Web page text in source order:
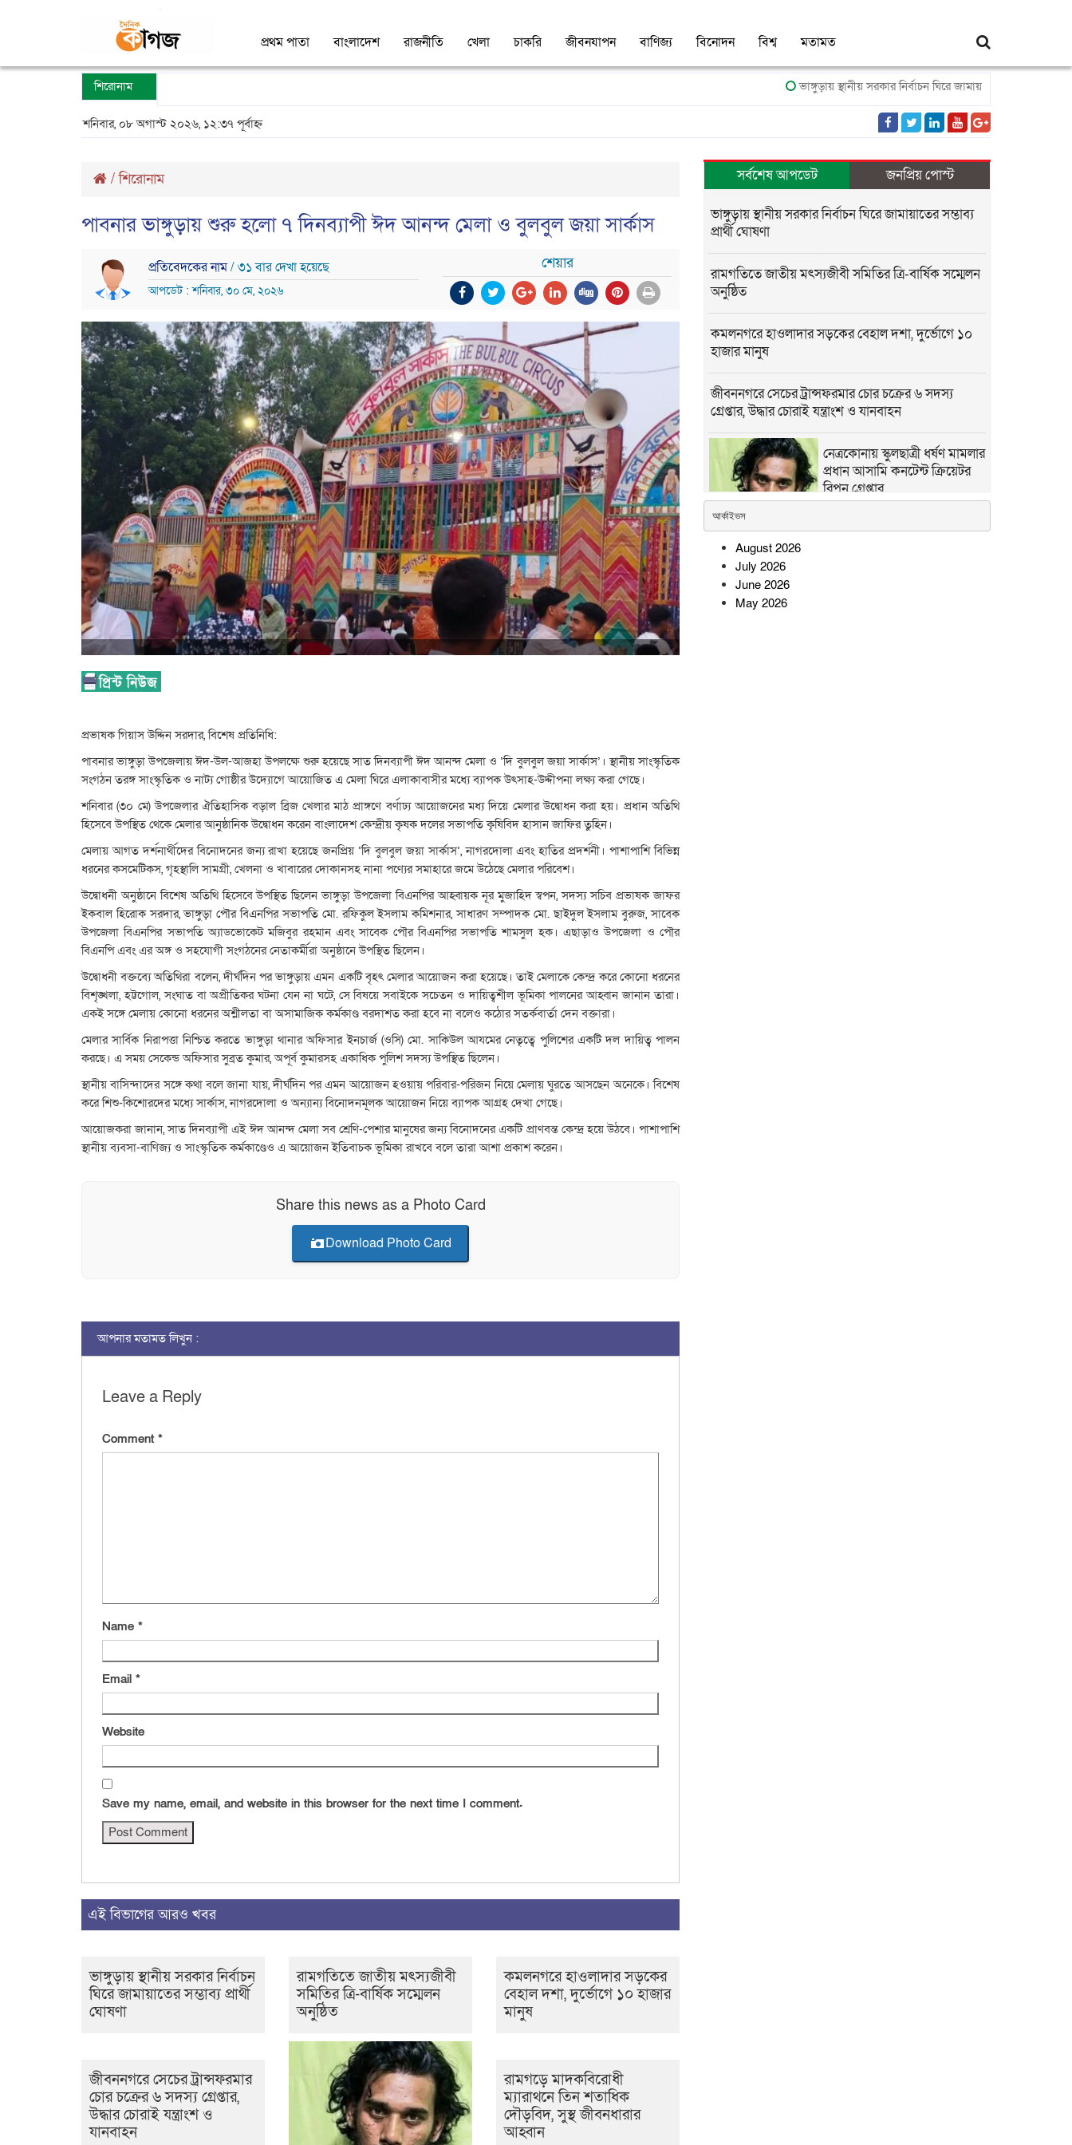
প্রথম পাতা বাংলাদেশ রাজনীতি খেলা চাকরি জীবনযাপন বাণিজ্য বিনোদন বিশ্ব মতামত
শিরোনাম ভাঙ্গুড়ায় স্থানীয় সরকার নির্বাচন ঘিরে জামায়াতের সম্ভাব্য প্রার্থী ঘোষণা
শনিবার, ০৮ অগাস্ট ২০২৬, ১২:৩৭ পূর্বাহ্ন
/শিরোনাম
পাবনার ভাঙ্গুড়ায় শুরু হলো ৭ দিনব্যাপী ঈদ আনন্দ মেলা ও বুলবুল জয়া সার্কাস
প্রতিবেদকের নাম/ ৩১ বার দেখা হয়েছে
আপডেট : শনিবার, ৩০ মে, ২০২৬
শেয়ার
প্রভাষক গিয়াস উদ্দিন সরদার, বিশেষ প্রতিনিধি:
পাবনার ভাঙ্গুড়া উপজেলায় ঈদ-উল-আজহা উপলক্ষে শুরু হয়েছে সাত দিনব্যাপী ঈদ আনন্দ মেলা ও ‘দি বুলবুল জয়া সার্কাস’। স্থানীয় সাংস্কৃতিক
সংগঠন তরঙ্গ সাংস্কৃতিক ও নাট্য গোষ্ঠীর উদ্যোগে আয়োজিত এ মেলা ঘিরে এলাকাবাসীর মধ্যে ব্যাপক উৎসাহ-উদ্দীপনা লক্ষ্য করা গেছে।
শনিবার (৩০ মে) উপজেলার ঐতিহাসিক বড়াল ব্রিজ খেলার মাঠ প্রাঙ্গণে বর্ণাঢ্য আয়োজনের মধ্য দিয়ে মেলার উদ্বোধন করা হয়। প্রধান অতিথি
হিসেবে উপস্থিত থেকে মেলার আনুষ্ঠানিক উদ্বোধন করেন বাংলাদেশ কেন্দ্রীয় কৃষক দলের সভাপতি কৃষিবিদ হাসান জাফির তুহিন।
মেলায় আগত দর্শনার্থীদের বিনোদনের জন্য রাখা হয়েছে জনপ্রিয় ‘দি বুলবুল জয়া সার্কাস’, নাগরদোলা এবং হাতির প্রদর্শনী। পাশাপাশি বিভিন্ন
ধরনের কসমেটিকস, গৃহস্থালি সামগ্রী, খেলনা ও খাবারের দোকানসহ নানা পণ্যের সমাহারে জমে উঠেছে মেলার পরিবেশ।
উদ্বোধনী অনুষ্ঠানে বিশেষ অতিথি হিসেবে উপস্থিত ছিলেন ভাঙ্গুড়া উপজেলা বিএনপির আহ্বায়ক নূর মুজাহিদ স্বপন, সদস্য সচিব প্রভাষক জাফর
ইকবাল হিরোক সরদার, ভাঙ্গুড়া পৌর বিএনপির সভাপতি মো. রফিকুল ইসলাম কমিশনার, সাধারণ সম্পাদক মো. ছাইদুল ইসলাম বুরুজ, সাবেক
উপজেলা বিএনপির সভাপতি অ্যাডভোকেট মজিবুর রহমান এবং সাবেক পৌর বিএনপির সভাপতি শামসুল হক। এছাড়াও উপজেলা ও পৌর
বিএনপি এবং এর অঙ্গ ও সহযোগী সংগঠনের নেতাকর্মীরা অনুষ্ঠানে উপস্থিত ছিলেন।
উদ্বোধনী বক্তব্যে অতিথিরা বলেন, দীর্ঘদিন পর ভাঙ্গুড়ায় এমন একটি বৃহৎ মেলার আয়োজন করা হয়েছে। তাই মেলাকে কেন্দ্র করে কোনো ধরনের
বিশৃঙ্খলা, হট্টগোল, সংঘাত বা অপ্রীতিকর ঘটনা যেন না ঘটে, সে বিষয়ে সবাইকে সচেতন ও দায়িত্বশীল ভূমিকা পালনের আহ্বান জানান তারা।
একই সঙ্গে মেলায় কোনো ধরনের অশ্লীলতা বা অসামাজিক কর্মকাণ্ড বরদাশত করা হবে না বলেও কঠোর সতর্কবার্তা দেন বক্তারা।
মেলার সার্বিক নিরাপত্তা নিশ্চিত করতে ভাঙ্গুড়া থানার অফিসার ইনচার্জ (ওসি) মো. সাকিউল আযমের নেতৃত্বে পুলিশের একটি দল দায়িত্ব পালন
করছে। এ সময় সেকেন্ড অফিসার সুব্রত কুমার, অপূর্ব কুমারসহ একাধিক পুলিশ সদস্য উপস্থিত ছিলেন।
স্থানীয় বাসিন্দাদের সঙ্গে কথা বলে জানা যায়, দীর্ঘদিন পর এমন আয়োজন হওয়ায় পরিবার-পরিজন নিয়ে মেলায় ঘুরতে আসছেন অনেকে। বিশেষ
করে শিশু-কিশোরদের মধ্যে সার্কাস, নাগরদোলা ও অন্যান্য বিনোদনমূলক আয়োজন নিয়ে ব্যাপক আগ্রহ দেখা গেছে।
আয়োজকরা জানান, সাত দিনব্যাপী এই ঈদ আনন্দ মেলা সব শ্রেণি-পেশার মানুষের জন্য বিনোদনের একটি প্রাণবন্ত কেন্দ্র হয়ে উঠবে। পাশাপাশি
স্থানীয় ব্যবসা-বাণিজ্য ও সাংস্কৃতিক কর্মকাণ্ডেও এ আয়োজন ইতিবাচক ভূমিকা রাখবে বলে তারা আশা প্রকাশ করেন।
Share this news as a Photo Card
Download Photo Card
আপনার মতামত লিখুন :
Leave a Reply
Comment *
Name *
Email *
Website
Save my name, email, and website in this browser for the next time I comment.
এই বিভাগের আরও খবর
ভাঙ্গুড়ায় স্থানীয় সরকার নির্বাচন
ঘিরে জামায়াতের সম্ভাব্য প্রার্থী
ঘোষণা
রামগতিতে জাতীয় মৎস্যজীবী
সমিতির ত্রি-বার্ষিক সম্মেলন
অনুষ্ঠিত
কমলনগরে হাওলাদার সড়কের
বেহাল দশা, দুর্ভোগে ১০ হাজার
মানুষ
জীবননগরে সেচের ট্রান্সফরমার
চোর চক্রের ৬ সদস্য গ্রেপ্তার,
উদ্ধার চোরাই যন্ত্রাংশ ও
যানবাহন
রামগড়ে মাদকবিরোধী
ম্যারাথনে তিন শতাধিক
দৌড়বিদ, সুস্থ জীবনধারার
আহ্বান
সর্বশেষ আপডেট জনপ্রিয় পোস্ট
ভাঙ্গুড়ায় স্থানীয় সরকার নির্বাচন ঘিরে জামায়াতের সম্ভাব্য
প্রার্থী ঘোষণা
রামগতিতে জাতীয় মৎস্যজীবী সমিতির ত্রি-বার্ষিক সম্মেলন
অনুষ্ঠিত
কমলনগরে হাওলাদার সড়কের বেহাল দশা, দুর্ভোগে ১০
হাজার মানুষ
জীবননগরে সেচের ট্রান্সফরমার চোর চক্রের ৬ সদস্য
গ্রেপ্তার, উদ্ধার চোরাই যন্ত্রাংশ ও যানবাহন
নেত্রকোনায় স্কুলছাত্রী ধর্ষণ মামলার
প্রধান আসামি কনটেন্ট ক্রিয়েটর
রিপন গ্রেপ্তার
রামগড়ে মাদকবিরোধী ম্যারাথনে তিন শতাধিক দৌড়বিদ,
সুস্থ জীবনধারার আহ্বান
আর্কাইভস
August 2026
July 2026
June 2026
May 2026